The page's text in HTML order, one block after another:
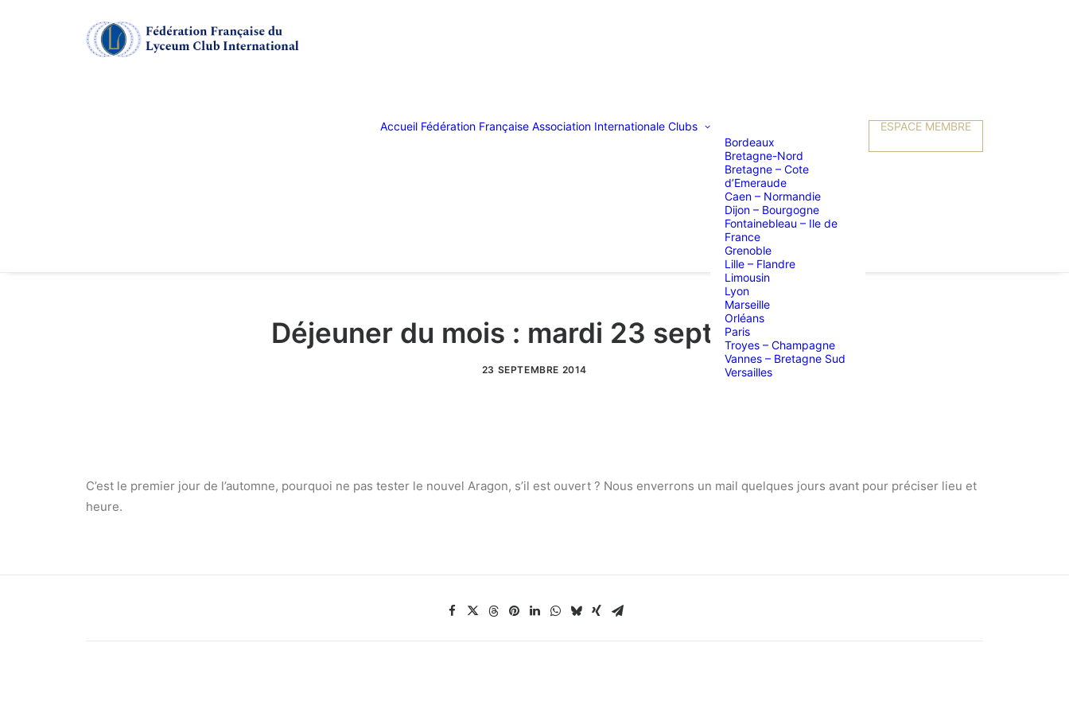
Accueil Fédération Française Association Internationale Clubs
Bordeaux
Bretagne-Nord
Bretagne – Cote
d’Emeraude
Caen – Normandie
Dijon – Bourgogne
Fontainebleau – Ile de
France
Grenoble
Lille – Flandre
Limousin
Lyon
Marseille
Orléans
Paris
Troyes – Champagne
Vannes – Bretagne Sud
Versailles
ESPACE MEMBRE
Déjeuner du mois : mardi 23 septembre
23 SEPTEMBRE 2014
C’est le premier jour de l’automne, pourquoi ne pas tester le nouvel Aragon, s’il est ouvert ? Nous enverrons un mail quelques jours avant pour préciser lieu et
heure.